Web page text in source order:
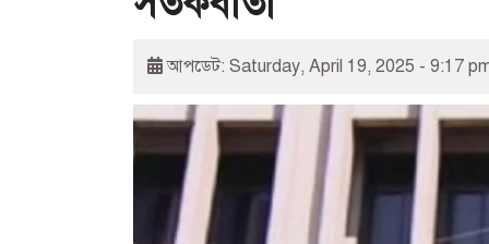
আপডেট: Saturday, April 19, 2025 - 9:17